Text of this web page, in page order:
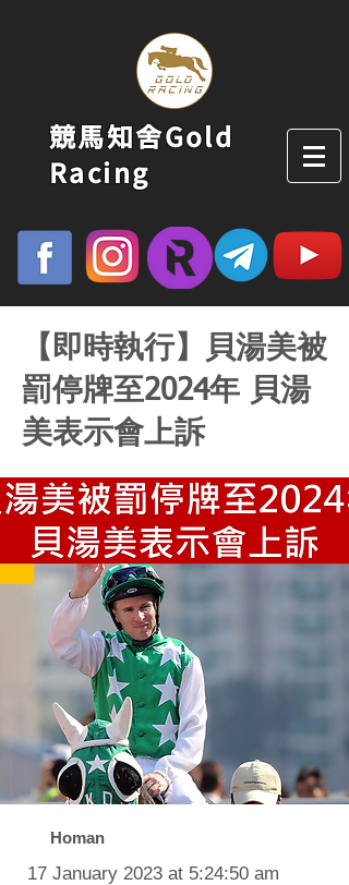
競馬知舍Gold
Racing
【即時執行】貝湯美被
罰停牌至2024年 貝湯
美表示會上訴
Homan
17 January 2023 at 5:24:50 am